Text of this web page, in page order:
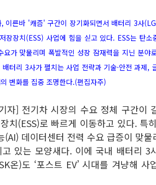
이른바 '캐즘' 구간이 장기화되면서 배터리 3사
장장치(ESS) 사업에 힘을 싣고 있다. ESS는 탄
요가 맞물리며 폭발적인 성장 잠재력을 지닌 분
터리 3사가 펼치는 사업 전략과 기술·안전 과제,
변화를 집중 조명한다.(편집자주)
자] 전기차 시장의 수요 정체 구간이
치(ESS)로 빠르게 이동하고 있다. 특
(AI) 데이터센터 전력 수요 급증이 맞
고 있는 모양새다. 이에 국내 배터리 3
온)도 ‘포스트 EV’ 시대를 겨냥해